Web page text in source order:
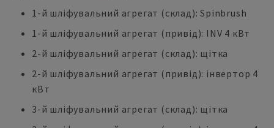
1-й шліфувальний агрегат (склад): Spinbrush
1-й шліфувальний агрегат (привід): INV 4 кВт
2-й шліфувальний агрегат (склад): щітка
2-й шліфувальний агрегат (привід): інвертор 4
кВт
3-й шліфувальний агрегат (склад): щітка